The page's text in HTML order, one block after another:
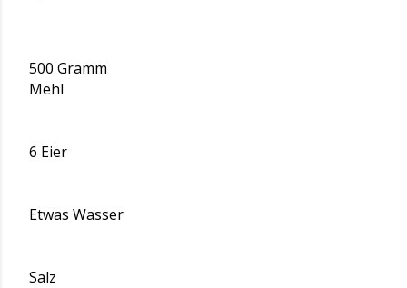
500 Gramm
Mehl
6 Eier
Etwas Wasser
Salz